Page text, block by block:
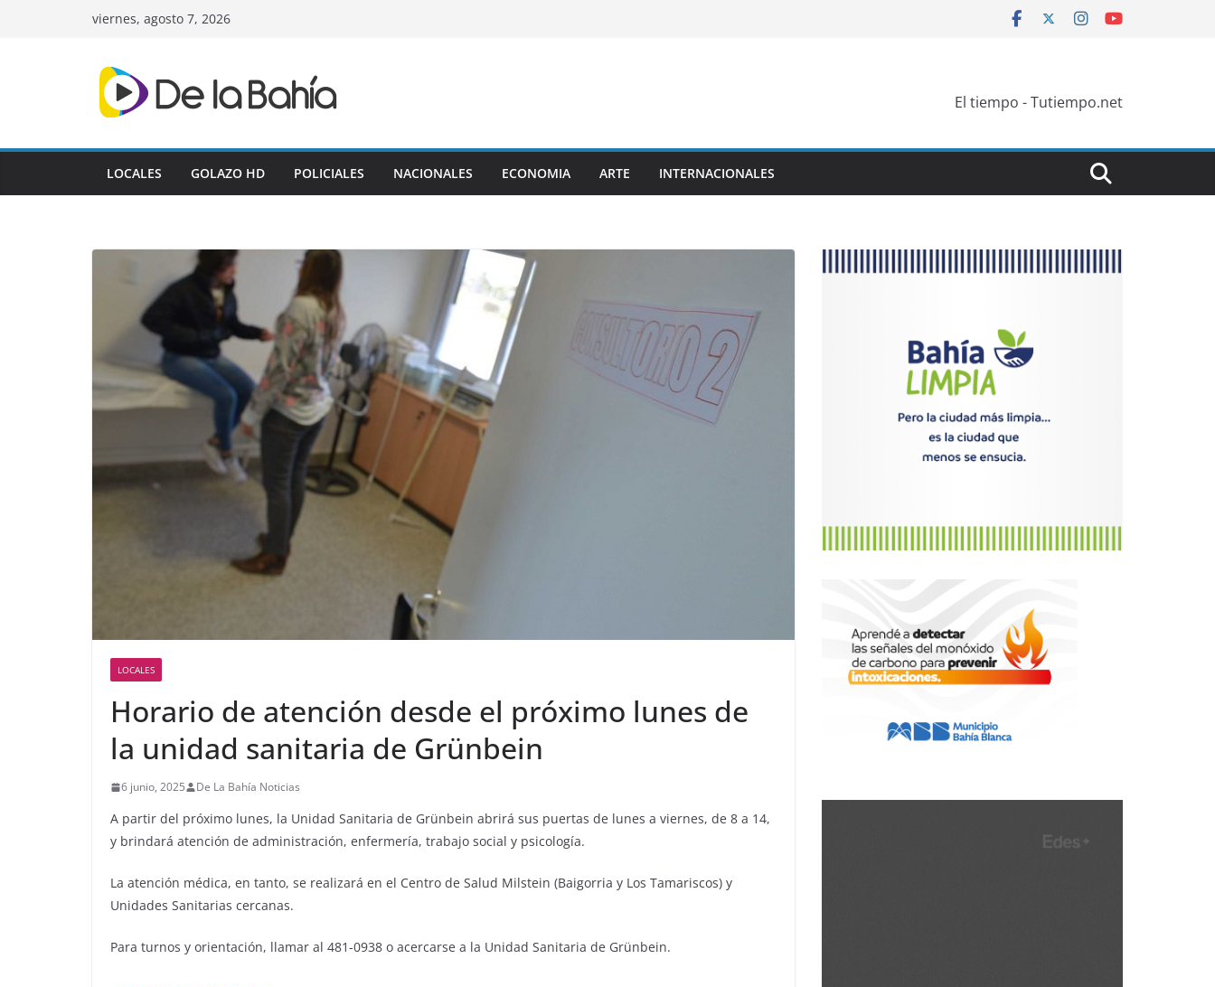
viernes, agosto 7, 2026
El tiempo - Tutiempo.net
LOCALES GOLAZO HD POLICIALES NACIONALES ECONOMIA ARTE INTERNACIONALES
LOCALES
Horario de atención desde el próximo lunes de
la unidad sanitaria de Grünbein
6 junio, 2025 De La Bahía Noticias
A partir del próximo lunes, la Unidad Sanitaria de Grünbein abrirá sus puertas de lunes a viernes, de 8 a 14,
y brindará atención de administración, enfermería, trabajo social y psicología.
La atención médica, en tanto, se realizará en el Centro de Salud Milstein (Baigorria y Los Tamariscos) y
Unidades Sanitarias cercanas.
Para turnos y orientación, llamar al 481-0938 o acercarse a la Unidad Sanitaria de Grünbein.